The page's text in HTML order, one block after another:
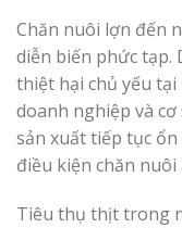
Chăn nuôi lợn đến
diễn biến phức tạp.
thiệt hại chủ yếu
doanh nghiệp và
sản xuất tiếp tục
điều kiện chăn
Tiêu thụ thịt trong